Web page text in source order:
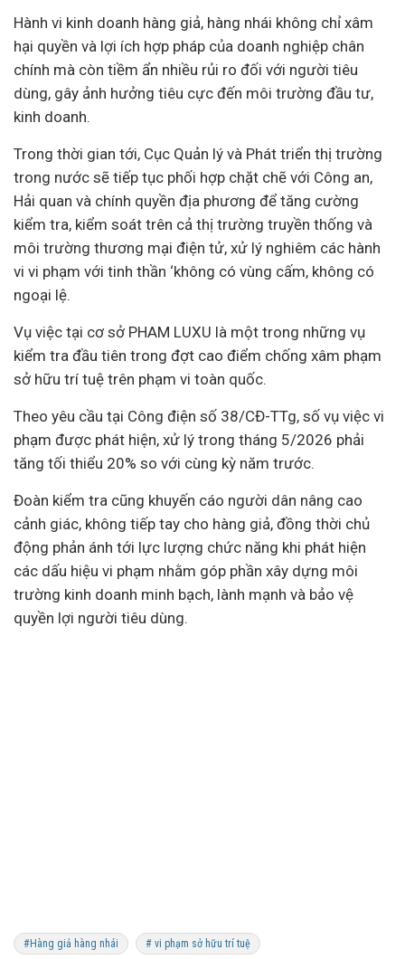
Hành vi kinh doanh hàng giả, hàng nhái không chỉ xâm
hại quyền và lợi ích hợp pháp của doanh nghiệp chân
chính mà còn tiềm ẩn nhiều rủi ro đối với người tiêu
dùng, gây ảnh hưởng tiêu cực đến môi trường đầu tư,
kinh doanh.
Trong thời gian tới, Cục Quản lý và Phát triển thị trường
trong nước sẽ tiếp tục phối hợp chặt chẽ với Công an,
Hải quan và chính quyền địa phương để tăng cường
kiểm tra, kiểm soát trên cả thị trường truyền thống và
môi trường thương mại điện tử, xử lý nghiêm các hành
vi vi phạm với tinh thần ‘không có vùng cấm, không có
ngoại lệ.
Vụ việc tại cơ sở PHAM LUXU là một trong những vụ
kiểm tra đầu tiên trong đợt cao điểm chống xâm phạm
sở hữu trí tuệ trên phạm vi toàn quốc.
Theo yêu cầu tại Công điện số 38/CĐ-TTg, số vụ việc vi
phạm được phát hiện, xử lý trong tháng 5/2026 phải
tăng tối thiểu 20% so với cùng kỳ năm trước.
Đoàn kiểm tra cũng khuyến cáo người dân nâng cao
cảnh giác, không tiếp tay cho hàng giả, đồng thời chủ
động phản ánh tới lực lượng chức năng khi phát hiện
các dấu hiệu vi phạm nhằm góp phần xây dựng môi
trường kinh doanh minh bạch, lành mạnh và bảo vệ
quyền lợi người tiêu dùng.
#Hàng giả hàng nhái # vi phạm sở hữu trí tuệ